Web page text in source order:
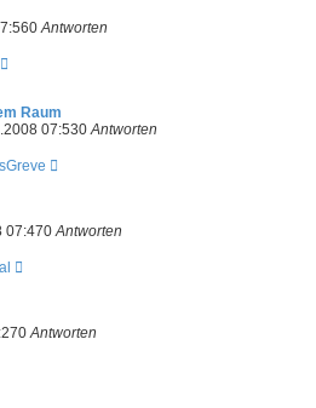
0Antworten
Raum
07:530Antworten
07:470Antworten
0Antworten